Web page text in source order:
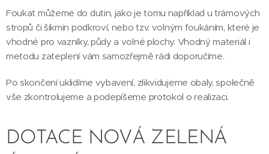
Foukat můžeme do dutin, jako je tomu například u trámových
stropů či šikmin podkroví, nebo tzv. volným foukáním, které je
vhodné pro vazníky, půdy a volné plochy. Vhodný materiál i
metodu zateplení vám samozřejmě rádi doporučíme.
Po skončení uklidíme vybavení, zlikvidujeme obaly, společně
vše zkontrolujeme a podepíšeme protokol o realizaci.
DOTACE NOVÁ ZELENÁ